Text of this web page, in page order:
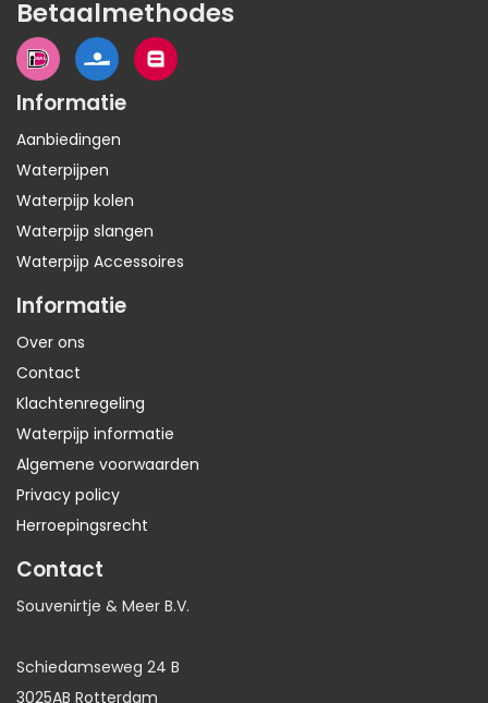
Betaalmethodes
Informatie
Aanbiedingen
Waterpijpen
Waterpijp kolen
Waterpijp slangen
Waterpijp Accessoires
Informatie
Over ons
Contact
Klachtenregeling
Waterpijp informatie
Algemene voorwaarden
Privacy policy
Herroepingsrecht
Contact
Souvenirtje & Meer B.V.
Schiedamseweg 24 B
3025AB Rotterdam